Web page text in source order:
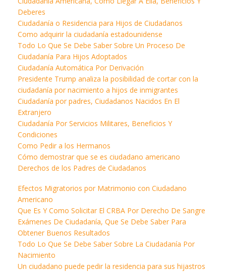
Deberes
Ciudadanía o Residencia para Hijos de Ciudadanos
Como adquirir la ciudadanía estadounidense
Todo Lo Que Se Debe Saber Sobre Un Proceso De
Ciudadanía Para Hijos Adoptados
Ciudadanía Automática Por Derivación
Presidente Trump analiza la posibilidad de cortar con la
ciudadanía por nacimiento a hijos de inmigrantes
Ciudadanía por padres, Ciudadanos Nacidos En El
Extranjero
Ciudadanía Por Servicios Militares, Beneficios Y
Condiciones
Como Pedir a los Hermanos
Cómo demostrar que se es ciudadano americano
Derechos de los Padres de Ciudadanos
Efectos Migratorios por Matrimonio con Ciudadano
Americano
Que Es Y Como Solicitar El CRBA Por Derecho De Sangre
Exámenes De Ciudadanía, Que Se Debe Saber Para
Obtener Buenos Resultados
Todo Lo Que Se Debe Saber Sobre La Ciudadanía Por
Nacimiento
Un ciudadano puede pedir la residencia para sus hijastros